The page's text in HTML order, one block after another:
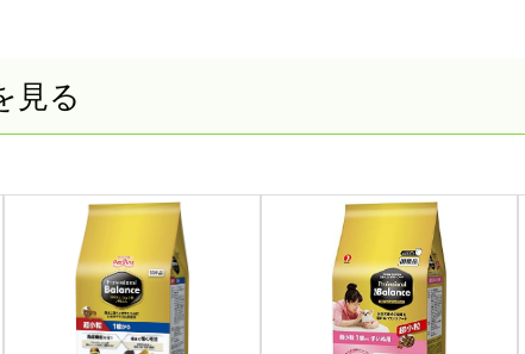
見る